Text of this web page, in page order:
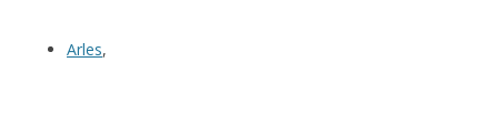
Arles,